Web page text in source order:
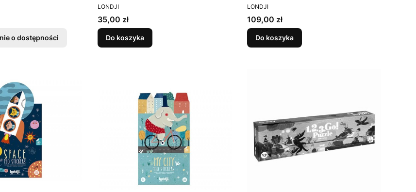
o dostępności
PRODUCENT
LONDJI
Cena
35,00 zł
Do koszyka
puzzle dla dzieci od 5 lat edukacyjne
i kreatywne
PRODUCENT
LONDJI
Cena
109,00 zł
Do koszyka